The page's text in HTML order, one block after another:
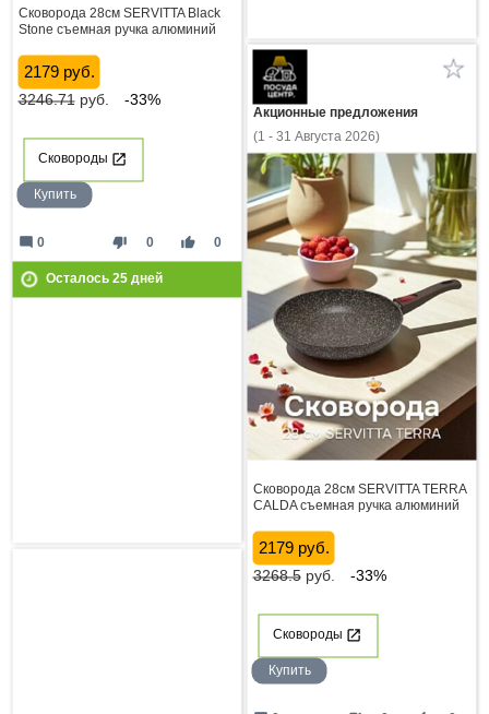
Сковорода 28см SERVITTA Black
Stone съемная ручка алюминий
2179 руб.
3246.71руб. -33%
Сковороды
Купить
thumb_down 0 thumb_up 0
mode_comment 0
Осталось 25дней
Акционные предложения
(1 - 31 Августа 2026)
Сковорода 28см SERVITTA TERRA
CALDA съемная ручка алюминий
2179 руб.
3268.5руб. -33%
Сковороды
Купить